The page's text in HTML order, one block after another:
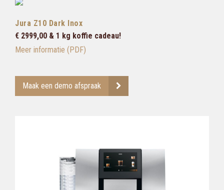
Jura Z10 Dark Inox
€ 2999,00 & 1 kg koffie cadeau!
Meer informatie (PDF)
Maak een demo afspraak